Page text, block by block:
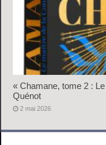
« Chamane, tome 2 :
Quénot
2 mai 2026